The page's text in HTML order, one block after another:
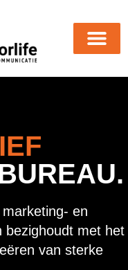
en
bezighoudt met het
van sterke